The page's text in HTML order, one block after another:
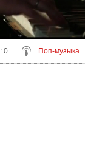
: 0 Поп-музыка